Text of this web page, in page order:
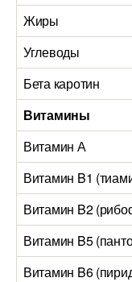
Жиры
Углеводы
Бета каротин
Витамины
Витамин А
Витамин B1
Витамин B2
Витамин B5
Витамин B6